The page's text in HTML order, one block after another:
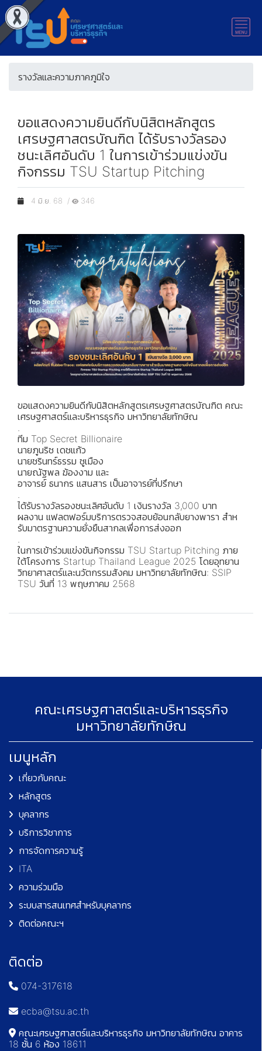
รางวัลและความภาคภูมิใจ
ขอแสดงความยินดีกับนิสิตหลักสูตร
เศรษฐศาสตรบัณฑิต ได้รับรางวัลรอง
ชนะเลิศอันดับ 1 ในการเข้าร่วมแข่งขัน
กิจกรรม TSU Startup Pitching
4 มิ.ย. 68 / 346
ขอแสดงความยินดีกับนิสิตหลักสูตรเศรษฐศาสตรบัณฑิต คณะ
เศรษฐศาสตร์และบริหารธุรกิจ มหาวิทยาลัยทักษิณ
ทีม Top Secret Billionaire
นายภูนริช เดชแก้ว
นายชรินทร์ธรรม ชูเมือง
นายณัฐพล ฆ้องงาม และ
อาจารย์ ธนากร แสนสาร เป็นอาจารย์ที่ปรึกษา
ได้รับรางวัลรองชนะเลิศอันดับ 1 เงินรางวัล 3,000 บาท
ผลงาน แฟลตฟอร์มบริการตรวจสอบย้อนกลับยางพารา สําห
รับมาตรฐานความยั่งยืนสากลเพื่อการส่งออก
ในการเข้าร่วมแข่งขันกิจกรรม TSU Startup Pitching ภาย
ใต้โครงการ Startup Thailand League 2025 โดยอุทยาน
วิทยาศาสตร์และนวัตกรรมสังคม มหาวิทยาลัยทักษิณ: SSIP
TSU วันที่ 13 พฤษภาคม 2568
คณะเศรษฐศาสตร์และบริหารธุรกิจ
มหาวิทยาลัยทักษิณ
เมนูหลัก
เกี่ยวกับคณะ
หลักสูตร
บุคลากร
บริการวิชาการ
การจัดการความรู้
ITA
ความร่วมมือ
ระบบสารสนเทศสำหรับบุคลากร
ติดต่อคณะฯ
ติดต่อ
074-317618
ecba@tsu.ac.th
คณะเศรษฐศาสตร์และบริหารธุรกิจ มหาวิทยาลัยทักษิณ อาคาร
18 ชั้น 6 ห้อง 18611